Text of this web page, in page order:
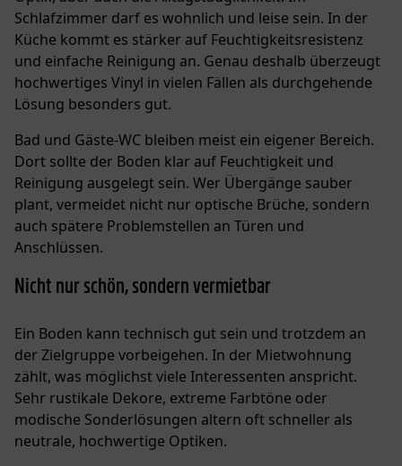
Schlafzimmer darf es wohnlich und leise sein. In der
Küche kommt es stärker auf Feuchtigkeitsresistenz
und einfache Reinigung an. Genau deshalb überzeugt
hochwertiges Vinyl in vielen Fällen als durchgehende
Lösung besonders gut.
Bad und Gäste-WC bleiben meist ein eigener Bereich.
Dort sollte der Boden klar auf Feuchtigkeit und
Reinigung ausgelegt sein. Wer Übergänge sauber
plant, vermeidet nicht nur optische Brüche, sondern
auch spätere Problemstellen an Türen und
Anschlüssen.
Nicht nur schön, sondern vermietbar
Ein Boden kann technisch gut sein und trotzdem an
der Zielgruppe vorbeigehen. In der Mietwohnung
zählt, was möglichst viele Interessenten anspricht.
Sehr rustikale Dekore, extreme Farbtöne oder
modische Sonderlösungen altern oft schneller als
neutrale, hochwertige Optiken.